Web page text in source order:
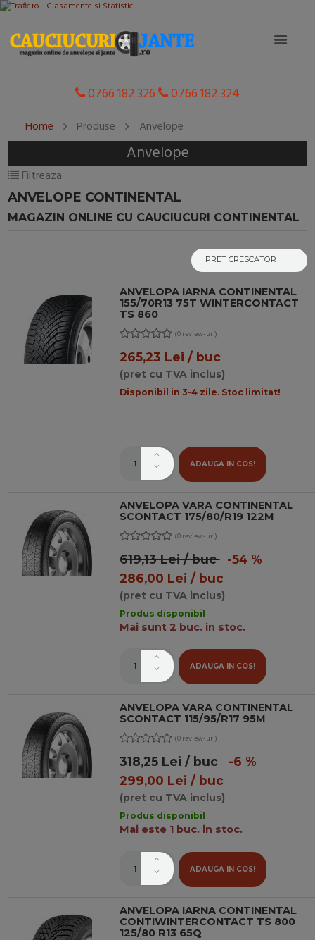
0766 182 326 0766 182 324
Home Produse Anvelope
Anvelope
Filtreaza
ANVELOPE CONTINENTAL
MAGAZIN ONLINE CU CAUCIUCURI CONTINENTAL
ANVELOPA IARNA CONTINENTAL
155/70R13 75T WINTERCONTACT
TS 860
(0 review-uri)
265,23 Lei / buc
(pret cu TVA inclus)
Disponibil in 3-4 zile. Stoc limitat!
ADAUGA IN COS!
ANVELOPA VARA CONTINENTAL
SCONTACT 175/80/R19 122M
(0 review-uri)
619,13 Lei / buc-54 %
286,00 Lei / buc
(pret cu TVA inclus)
Produs disponibil
Mai sunt 2 buc. in stoc.
ADAUGA IN COS!
ANVELOPA VARA CONTINENTAL
SCONTACT 115/95/R17 95M
(0 review-uri)
318,25 Lei / buc-6 %
299,00 Lei / buc
(pret cu TVA inclus)
Produs disponibil
Mai este 1 buc. in stoc.
ADAUGA IN COS!
ANVELOPA IARNA CONTINENTAL
CONTIWINTERCONTACT TS 800
125/80 R13 65Q